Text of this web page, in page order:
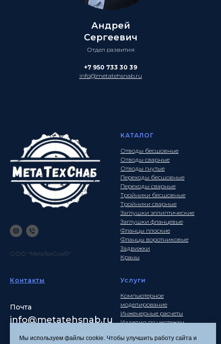
Андрей
Сергеевич
Отдел развития
+7 950 733 30 39
info@metatehsnab.ru
ООО "МетаТехСнаб"
КАТАЛОГ
Отводы бесшовные
Отводы сварные
Отводы гнутые
Переходы бесшовные
Переходы сварные
Тройники бесшовные
Тройники сварные
Заглушки эллиптические
Заглушки фланцевые
Фланцы плоские
Фланцы воротниковые
Задвижки
Краны
Контакты
Почта
info@metatehsnab.ru
Услуги
Компьютерное
моделирование
Инженерные расчеты
Изделия по чертежам
Мы используем файлы cookie. Чтобы улучшить работу сайта и